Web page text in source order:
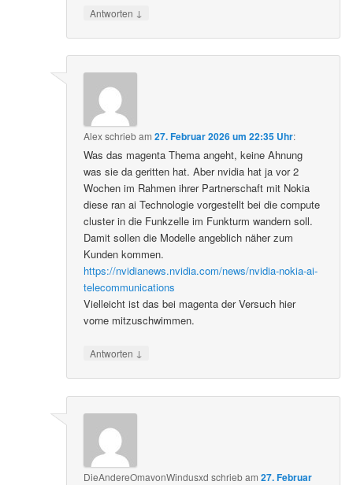
Antworten ↓
Alexschriebam27. Februar 2026 um 22:35 Uhr:
Was das magenta Thema angeht, keine Ahnung
was sie da geritten hat. Aber nvidia hat ja vor 2
Wochen im Rahmen ihrer Partnerschaft mit Nokia
diese ran ai Technologie vorgestellt bei die compute
cluster in die Funkzelle im Funkturm wandern soll.
Damit sollen die Modelle angeblich näher zum
Kunden kommen.
https://nvidianews.nvidia.com/news/nvidia-nokia-ai-
telecommunications
Vielleicht ist das bei magenta der Versuch hier
vorne mitzuschwimmen.
Antworten ↓
DieAndereOmavonWindusxd schriebam27. Februar